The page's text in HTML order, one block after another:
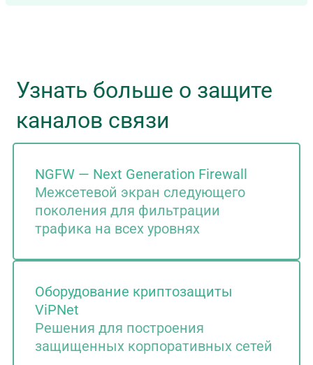
Узнать больше о защите
каналов связи
NGFW — Next Generation Firewall
Межсетевой экран следующего
поколения для фильтрации
трафика на всех уровнях
Оборудование криптозащиты
ViPNet
Решения для построения
защищенных корпоративных сетей